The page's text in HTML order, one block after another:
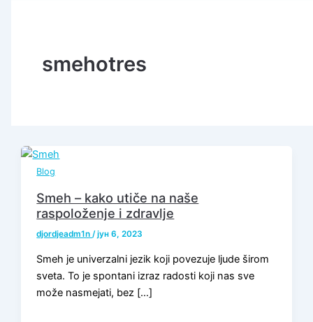
smehotres
Blog
Smeh – kako utiče na naše
raspoloženje i zdravlje
djordjeadm1n/јун 6, 2023
Smeh je univerzalni jezik koji povezuje ljude širom
sveta. To je spontani izraz radosti koji nas sve
može nasmejati, bez […]